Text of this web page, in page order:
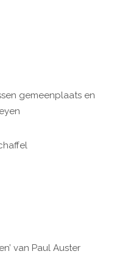
gemeenplaats en
van Paul Auster